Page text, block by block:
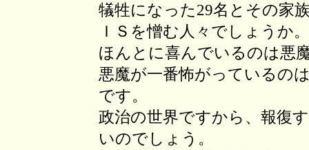
犠牲になった29名とその家
ＩＳを憎む人々でしょうか。
ほんとに喜んでいるのは悪
悪魔が一番怖がっているの
です。
政治の世界ですから、報復
いのでしょう。